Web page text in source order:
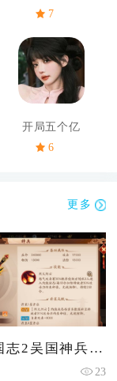
7
开局五个亿
6
更多
少年三国志2吴国神兵怎么带
23